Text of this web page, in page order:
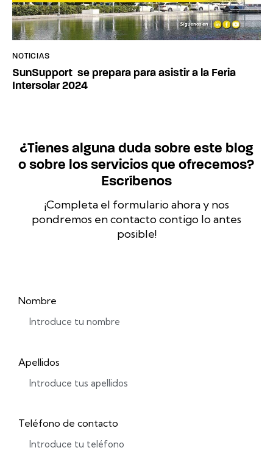
NOTICIAS
SunSupport se prepara para asistir a la Feria
Intersolar 2024
¿Tienes alguna duda sobre este blog
o sobre los servicios que ofrecemos?
Escríbenos
¡Completa el formulario ahora y nos
pondremos en contacto contigo lo antes
posible!
Nombre
Apellidos
Teléfono de contacto